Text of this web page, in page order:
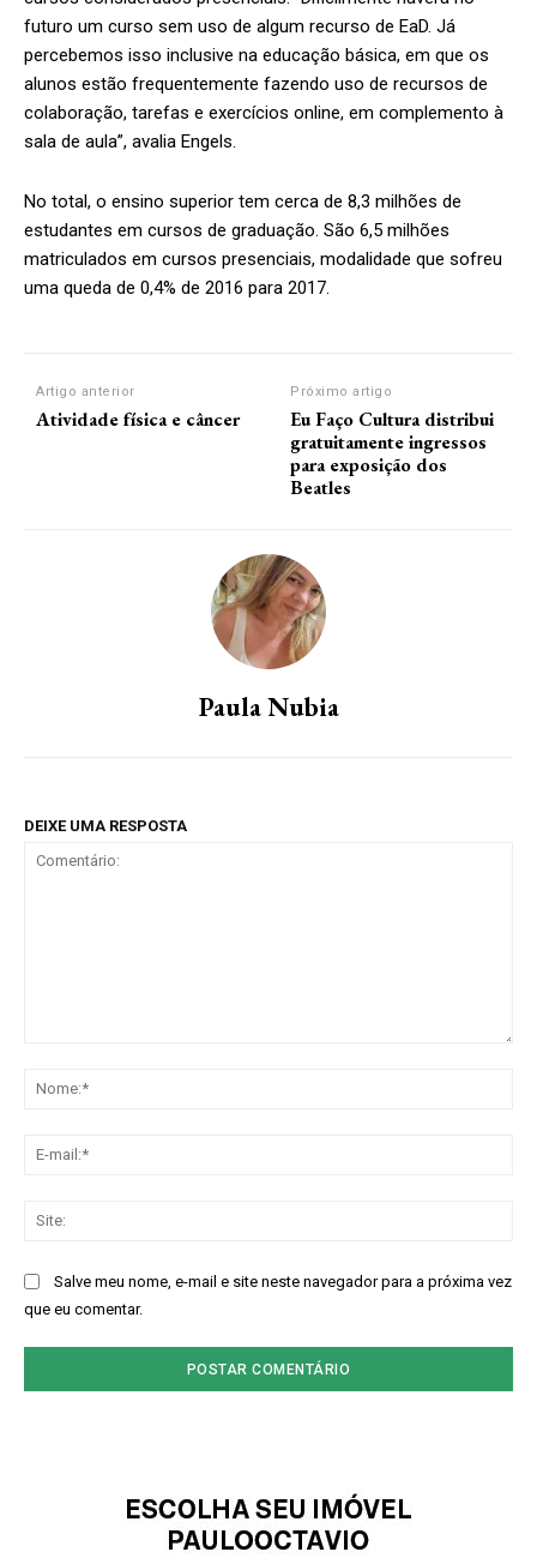
futuro um curso sem uso de algum recurso de EaD. Já
percebemos isso inclusive na educação básica, em que os
alunos estão frequentemente fazendo uso de recursos de
colaboração, tarefas e exercícios online, em complemento à
sala de aula”, avalia Engels.
No total, o ensino superior tem cerca de 8,3 milhões de
estudantes em cursos de graduação. São 6,5 milhões
matriculados em cursos presenciais, modalidade que sofreu
uma queda de 0,4% de 2016 para 2017.
Artigo anterior
Atividade física e câncer
Próximo artigo
Eu Faço Cultura distribui
gratuitamente ingressos
para exposição dos
Beatles
Paula Nubia
DEIXE UMA RESPOSTA
Salve meu nome, e-mail e site neste navegador para a próxima vez
que eu comentar.